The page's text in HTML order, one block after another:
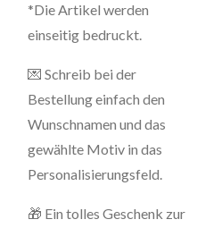
*Die Artikel werden
einseitig bedruckt.
💌 Schreib bei der
Bestellung einfach den
Wunschnamen und das
gewählte Motiv in das
Personalisierungsfeld.
🎁 Ein tolles Geschenk zur